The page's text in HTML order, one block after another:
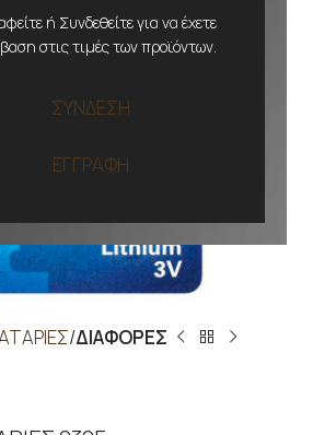
ή Συνδεθείτε για να έχετε
στις τιμές των προϊόντων.
ΣΥΝΔΕΣΗ
ΕΓΓΡΑΦΗ
ΔΙΑΦΟΡΕΣ